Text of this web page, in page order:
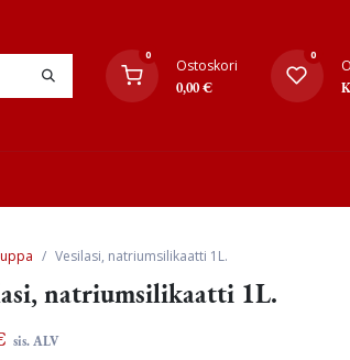
0
Ostoskori
0,00€
0
Vesilasi, natriumsilikaatti 1L.
natriumsilikaatti 1L.
sis. ALV